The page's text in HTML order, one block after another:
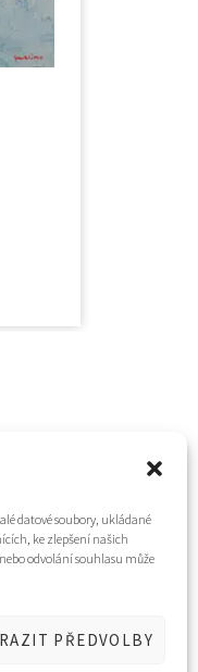
datové soubory, ukládané
ke zlepšení našich
odvolání souhlasu může
PŘEDVOLBY
/ Eva Chmelová